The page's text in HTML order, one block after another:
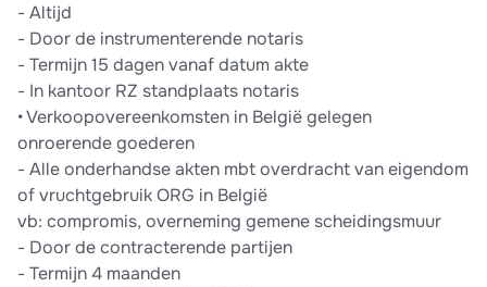
- Altijd
- Door de instrumenterende notaris
- Termijn 15 dagen vanaf datum akte
- In kantoor RZ standplaats notaris
• Verkoopovereenkomsten in België gelegen
onroerende goederen
- Alle onderhandse akten mbt overdracht van eigendom
of vruchtgebruik ORG in België
vb: compromis, overneming gemene scheidingsmuur
- Door de contracterende partijen
- Termijn 4 maanden